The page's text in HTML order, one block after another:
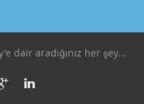
dair aradığınız her şey...